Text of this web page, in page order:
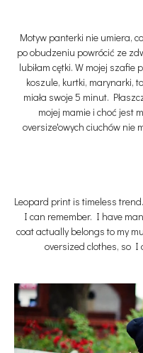
Motyw panterki nie umiera,
po obudzeniu powrócić ze
lubiłam cętki. W mojej szafie
koszule, kurtki, marynarki,
miała swoje 5 minut.
mojej mamie i choć jest
oversize'owych ciuchów nie
Leopard print is timeless trend.
I can remember. I have
coatactually belongs to my
oversized clothes, so I